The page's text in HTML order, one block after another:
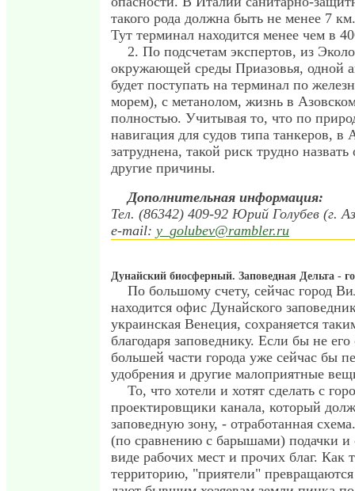
такого рода должна быть не менее 7
Тут терминал находится менее чем в
2. По подсчетам экспертов, из
окружающей среды Приазовья, одной
будет поступать на терминал по
морем), с метанолом, жизнь в
полностью. Учитывая то, что по
навигация для судов типа танкеров, в
затруднена, такой риск трудно
другие причины.
Дополнительная информация:
Тел. (86342) 409-92 Юрий Голубев (г.
e-mail: y_golubev@rambler.ru
Дунайский биосферный. Заповедная Дельта -
По большому счету, сейчас город
находится офис Дунайского
украинская Венеция, сохраняется
благодаря заповеднику. Если бы не его
большей части города уже сейчас бы
удобрения и другие малоприятные
То, что хотели и хотят сделать с
проектировщики канала, который
заповедную зону, - отработанная
(по сравнению с барышами) подачки
виде рабочих мест и прочих благ. Как
территорию, "приятели" превращаются